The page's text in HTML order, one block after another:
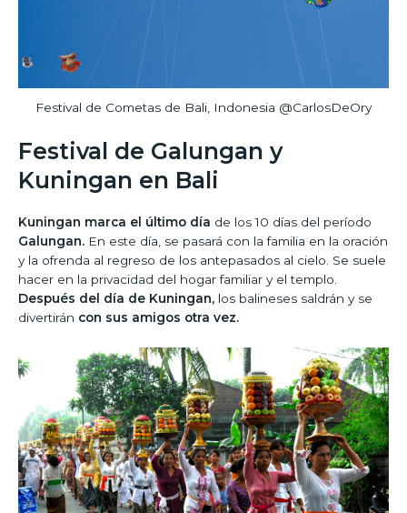
Festival de Cometas de Bali, Indonesia @CarlosDeOry
Festival de Galungan y
Kuningan en Bali
Kuningan marca el último día de los 10 días del período
Galungan. En este día, se pasará con la familia en la oración
y la ofrenda al regreso de los antepasados al cielo. Se suele
hacer en la privacidad del hogar familiar y el templo.
Después del día de Kuningan, los balineses saldrán y se
divertirán con sus amigos otra vez.